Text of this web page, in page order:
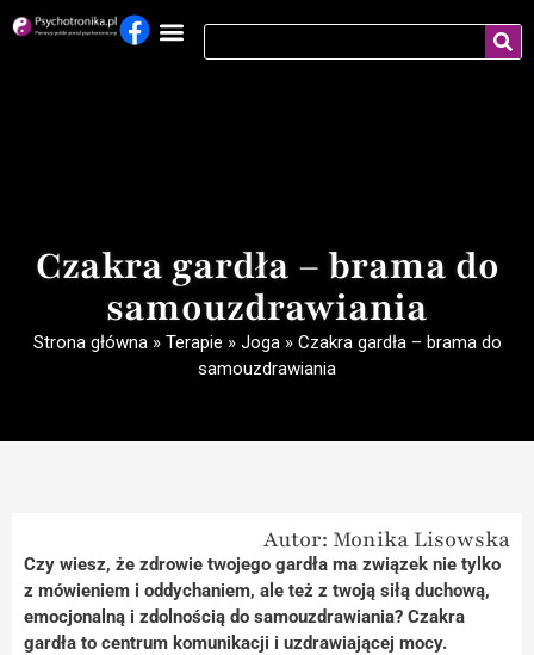
Czakra gardła – brama do
samouzdrawiania
Strona główna» Terapie » Joga» Czakra gardła – brama do
samouzdrawiania
Autor: Monika Lisowska
Czy wiesz, że zdrowie twojego gardła ma związek nie tylko
z mówieniem i oddychaniem, ale też z twoją siłą duchową,
emocjonalną i zdolnością do samouzdrawiania? Czakra
gardła to centrum komunikacji i uzdrawiającej mocy.